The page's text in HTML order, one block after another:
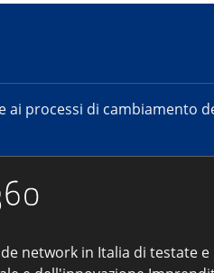
processi di cambiamento
network in Italia di testate